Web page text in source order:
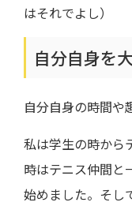
はそれでよし）
自分自身を
自分自身の時間や
私は学生の時から
時はテニス仲間と
始めました。そし